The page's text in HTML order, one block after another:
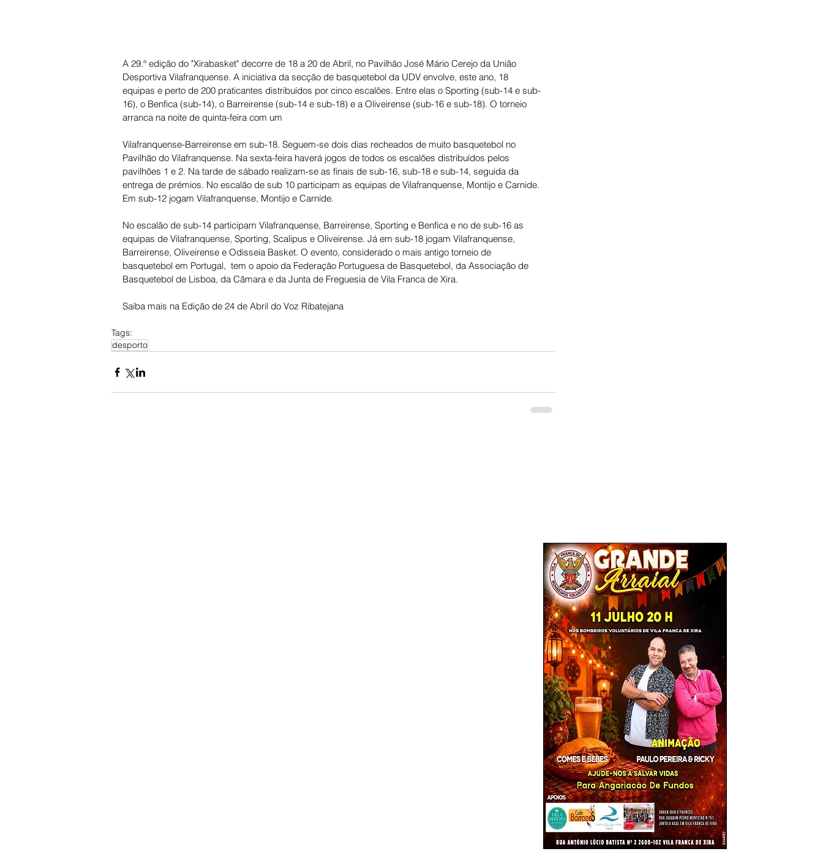
A 29.ª edição do "Xirabasket" decorre de 18 a 20 de Abril, no Pavilhão José Mário Cerejo da União
Desportiva Vilafranquense. A iniciativa da secção de basquetebol da UDV envolve, este ano, 18
equipas e perto de 200 praticantes distribuídos por cinco escalões. Entre elas o Sporting (sub-14 e sub-
16), o Benfica (sub-14), o Barreirense (sub-14 e sub-18) e a Oliveirense (sub-16 e sub-18). O torneio
arranca na noite de quinta-feira com um
Vilafranquense-Barreirense em sub-18. Seguem-se dois dias recheados de muito basquetebol no
Pavilhão do Vilafranquense. Na sexta-feira haverá jogos de todos os escalões distribuídos pelos
pavilhões 1 e 2. Na tarde de sábado realizam-se as finais de sub-16, sub-18 e sub-14, seguida da
entrega de prémios. No escalão de sub 10 participam as equipas de Vilafranquense, Montijo e Carnide.
Em sub-12 jogam Vilafranquense, Montijo e Carnide.
No escalão de sub-14 participam Vilafranquense, Barreirense, Sporting e Benfica e no de sub-16 as
equipas de Vilafranquense, Sporting, Scalipus e Oliveirense. Já em sub-18 jogam Vilafranquense,
Barreirense, Oliveirense e Odisseia Basket. O evento, considerado o mais antigo torneio de
basquetebol em Portugal,  tem o apoio da Federação Portuguesa de Basquetebol, da Associação de
Basquetebol de Lisboa, da Câmara e da Junta de Freguesia de Vila Franca de Xira.
Saiba mais na Edição de 24 de Abril do Voz Ribatejana
Tags:
desporto